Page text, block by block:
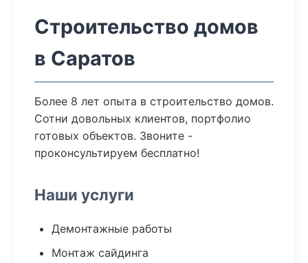
Строительство домов
в Саратов
Более 8 лет опыта в строительство домов.
Сотни довольных клиентов, портфолио
готовых объектов. Звоните -
проконсультируем бесплатно!
Наши услуги
Демонтажные работы
Монтаж сайдинга